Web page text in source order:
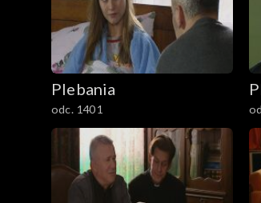
Plebania
odc. 1401